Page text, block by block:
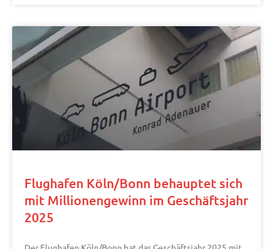
Flughafen Köln/Bonn behauptet sich
mit Millionengewinn im Geschäftsjahr
2025